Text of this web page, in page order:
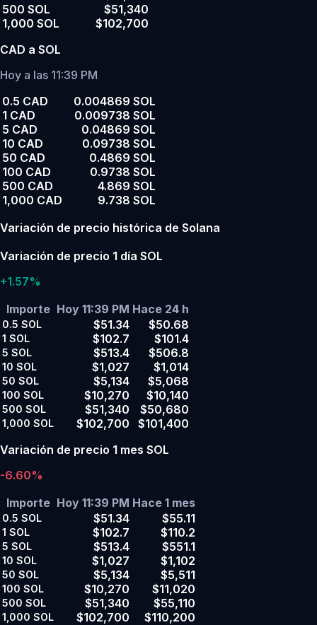
500 SOL
$51,340
1,000 SOL
$102,700
CAD a SOL
Hoy a las 11:39 PM
0.5 CAD
0.004869 SOL
1 CAD
0.009738 SOL
5 CAD
0.04869 SOL
10 CAD
0.09738 SOL
50 CAD
0.4869 SOL
100 CAD
0.9738 SOL
500 CAD
4.869 SOL
1,000 CAD
9.738 SOL
Variación de precio histórica de Solana
Variación de precio 1 día SOL
+1.57%
Importe Hoy 11:39 PM Hace 24 h
0.5 SOL $51.34 $50.68
1 SOL $102.7 $101.4
5 SOL $513.4 $506.8
10 SOL $1,027 $1,014
50 SOL $5,134 $5,068
100 SOL $10,270 $10,140
500 SOL $51,340 $50,680
1,000 SOL $102,700
$101,400
Variación de precio 1 mes SOL
-6.60%
Importe Hoy 11:39 PM Hace 1 mes
0.5 SOL $51.34 $55.11
1 SOL $102.7 $110.2
5 SOL $513.4 $551.1
10 SOL $1,027 $1,102
50 SOL $5,134 $5,511
100 SOL $10,270 $11,020
500 SOL $51,340 $55,110
1,000 SOL $102,700
$110,200